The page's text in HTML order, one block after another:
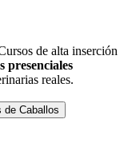
de alta inserción
presenciales
reales.
de Caballos